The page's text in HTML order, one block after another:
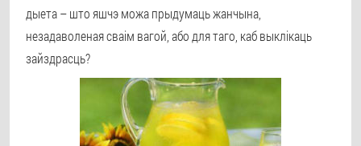
дыета – што яшчэ можа прыдумаць жанчына,
незадаволеная сваім вагой, або для таго, каб выклікаць
зайздрасць?